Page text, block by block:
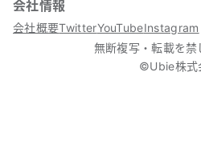
会社情報
会社概要TwitterYouTubeInstagram
無断複写・転載を禁
©Ubie株式